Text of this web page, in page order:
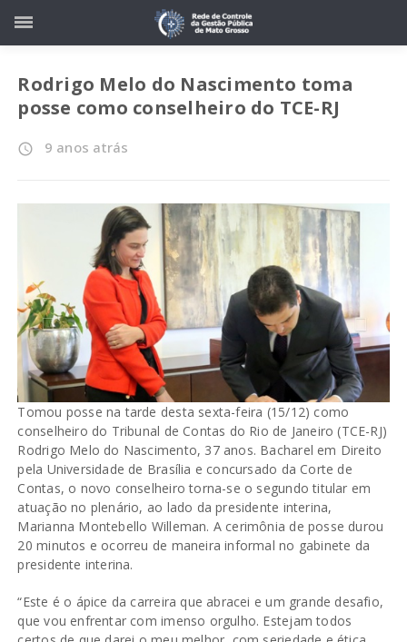
Rodrigo Melo do Nascimento toma
posse como conselheiro do TCE-RJ
access_time 9 anos atrás
Tomou posse na tarde desta sexta-feira (15/12) como
conselheiro do Tribunal de Contas do Rio de Janeiro (TCE-RJ)
Rodrigo Melo do Nascimento, 37 anos. Bacharel em Direito
pela Universidade de Brasília e concursado da Corte de
Contas, o novo conselheiro torna-se o segundo titular em
atuação no plenário, ao lado da presidente interina,
Marianna Montebello Willeman. A cerimônia de posse durou
20 minutos e ocorreu de maneira informal no gabinete da
presidente interina.
“Este é o ápice da carreira que abracei e um grande desafio,
que vou enfrentar com imenso orgulho. Estejam todos